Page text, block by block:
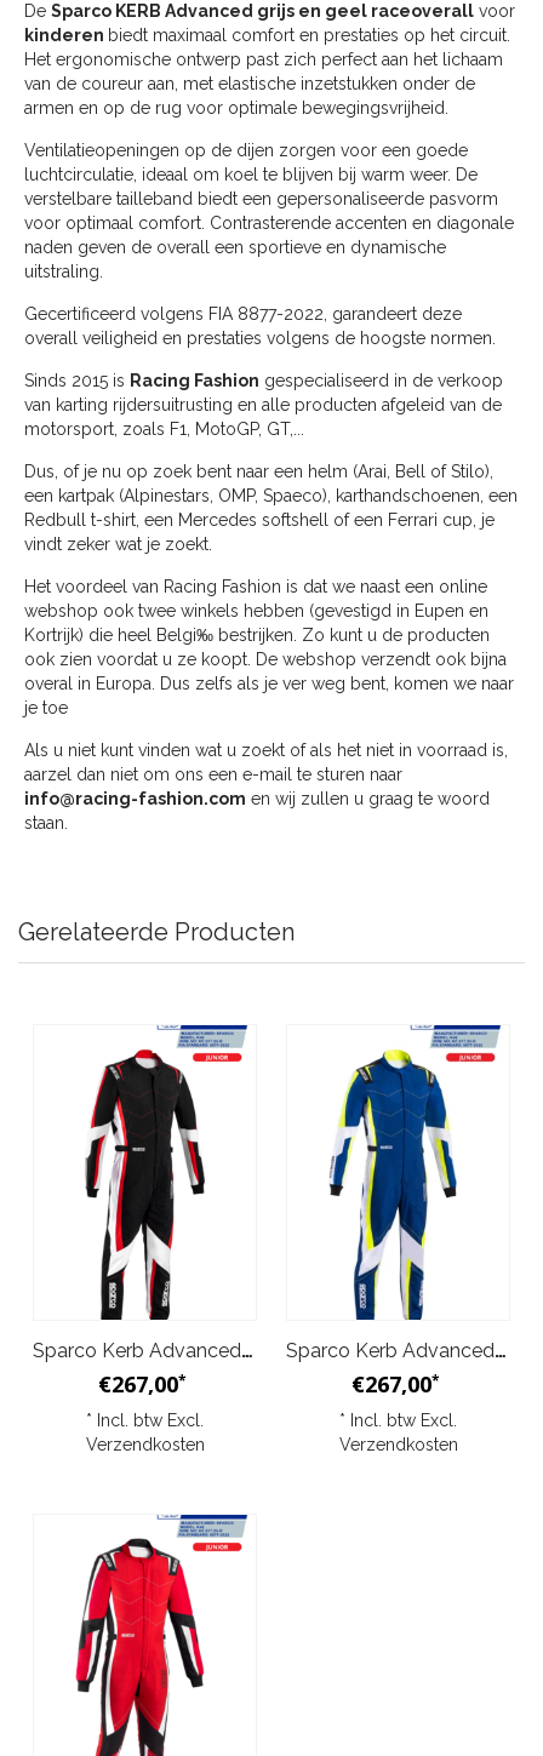
De Sparco KERB Advanced grijs en geel raceoverall voor
kinderen biedt maximaal comfort en prestaties op het circuit.
Het ergonomische ontwerp past zich perfect aan het lichaam
van de coureur aan, met elastische inzetstukken onder de
armen en op de rug voor optimale bewegingsvrijheid.
Ventilatieopeningen op de dijen zorgen voor een goede
luchtcirculatie, ideaal om koel te blijven bij warm weer. De
verstelbare tailleband biedt een gepersonaliseerde pasvorm
voor optimaal comfort. Contrasterende accenten en diagonale
naden geven de overall een sportieve en dynamische
uitstraling.
Gecertificeerd volgens FIA 8877-2022, garandeert deze
overall veiligheid en prestaties volgens de hoogste normen.
Sinds 2015 is Racing Fashion gespecialiseerd in de verkoop
van karting rijdersuitrusting en alle producten afgeleid van de
motorsport, zoals F1, MotoGP, GT,...
Dus, of je nu op zoek bent naar een helm (Arai, Bell of Stilo),
een kartpak (Alpinestars, OMP, Spaeco), karthandschoenen, een
Redbull t-shirt, een Mercedes softshell of een Ferrari cup, je
vindt zeker wat je zoekt.
Het voordeel van Racing Fashion is dat we naast een online
webshop ook twee winkels hebben (gevestigd in Eupen en
Kortrijk) die heel Belgi‰ bestrijken. Zo kunt u de producten
ook zien voordat u ze koopt. De webshop verzendt ook bijna
overal in Europa. Dus zelfs als je ver weg bent, komen we naar
je toe
Als u niet kunt vinden wat u zoekt of als het niet in voorraad is,
aarzel dan niet om ons een e-mail te sturen naar
info@racing-fashion.com en wij zullen u graag te woord
staan.
Gerelateerde Producten
Sparco Kerb Advanced Overall Zwart Rood Junior
€267,00*
* Incl. btw Excl.
Verzendkosten
Sparco Kerb Advanced Overall Blauw Geel Junior
€267,00*
* Incl. btw Excl.
Verzendkosten